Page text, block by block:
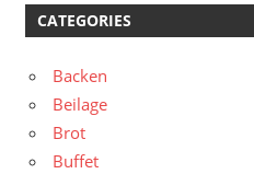
CATEGORIES
Backen
Beilage
Brot
Buffet